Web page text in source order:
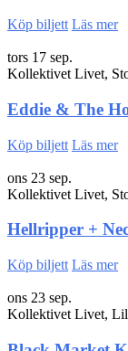
Köp biljett Läs mer
tors 17 sep.
Kollektivet Livet,
Eddie & The
Köp biljett Läs mer
ons 23 sep.
Kollektivet Livet,
Hellripper +
Köp biljett Läs mer
ons 23 sep.
Kollektivet Livet,